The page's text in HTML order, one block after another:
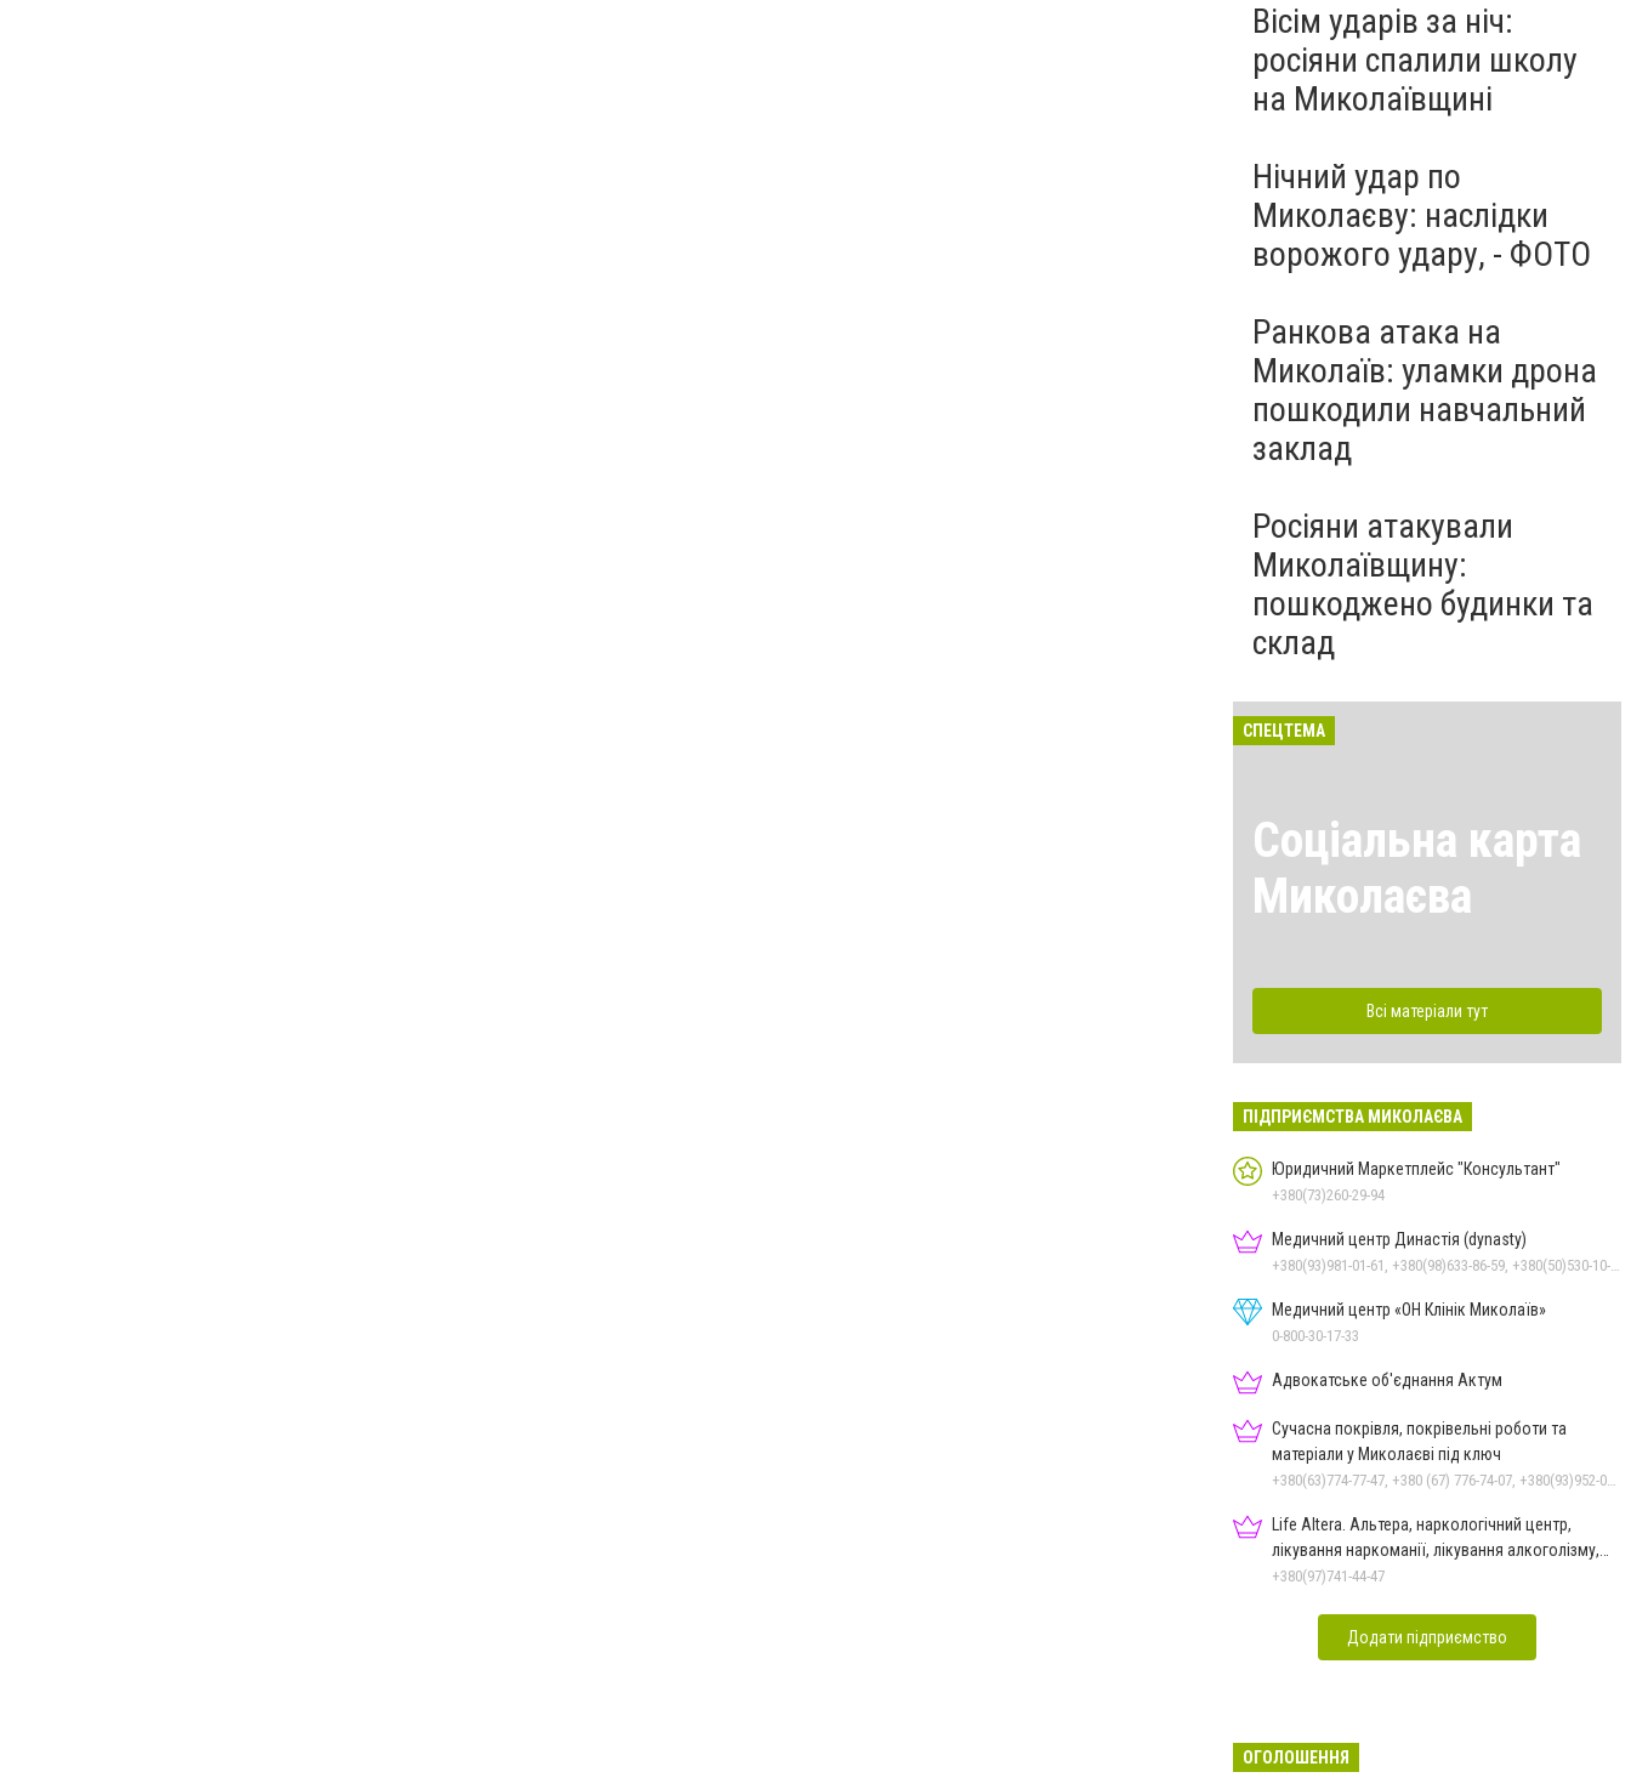
перезавантаження
ПАРТНЕРСЬКИЙ СПЕЦПРОЄКТ
Вісім ударів за ніч:
росіяни спалили школу
на Миколаївщині
Нічний удар по
Миколаєву: наслідки
ворожого удару, - ФОТО
Ранкова атака на
Миколаїв: уламки дрона
пошкодили навчальний
заклад
Росіяни атакували
Миколаївщину:
пошкоджено будинки та
склад
СПЕЦТЕМА
Соціальна карта
Миколаєва
Всі матеріали тут
ПІДПРИЄМСТВА МИКОЛАЄВА
Юридичний Маркетплейс "Консультант"
+380(73)260-29-94
Медичний центр Династія (dynasty)
Медичний центр «ОН Клінік Миколаїв»
0-800-30-17-33
Адвокатське об'єднання Актум
Сучасна покрівля, покрівельні роботи та
матеріали у Миколаєві під ключ
Life Altera. Альтера, наркологічний центр,
лікування наркоманії, лікування алкоголізму,
зняття ломки
+380(97)741-44-47
Додати підприємство
ОГОЛОШЕННЯ